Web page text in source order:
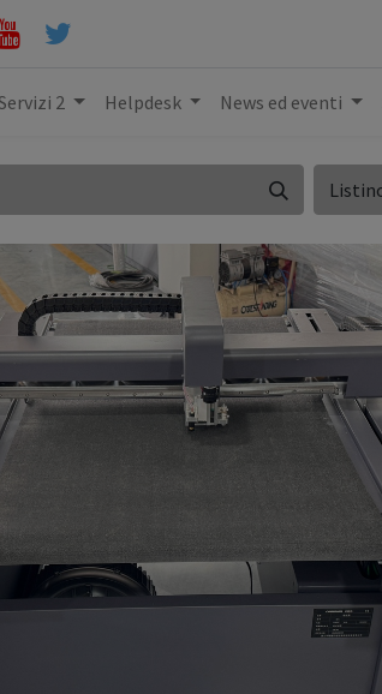
2 Helpdesk News ed eventi